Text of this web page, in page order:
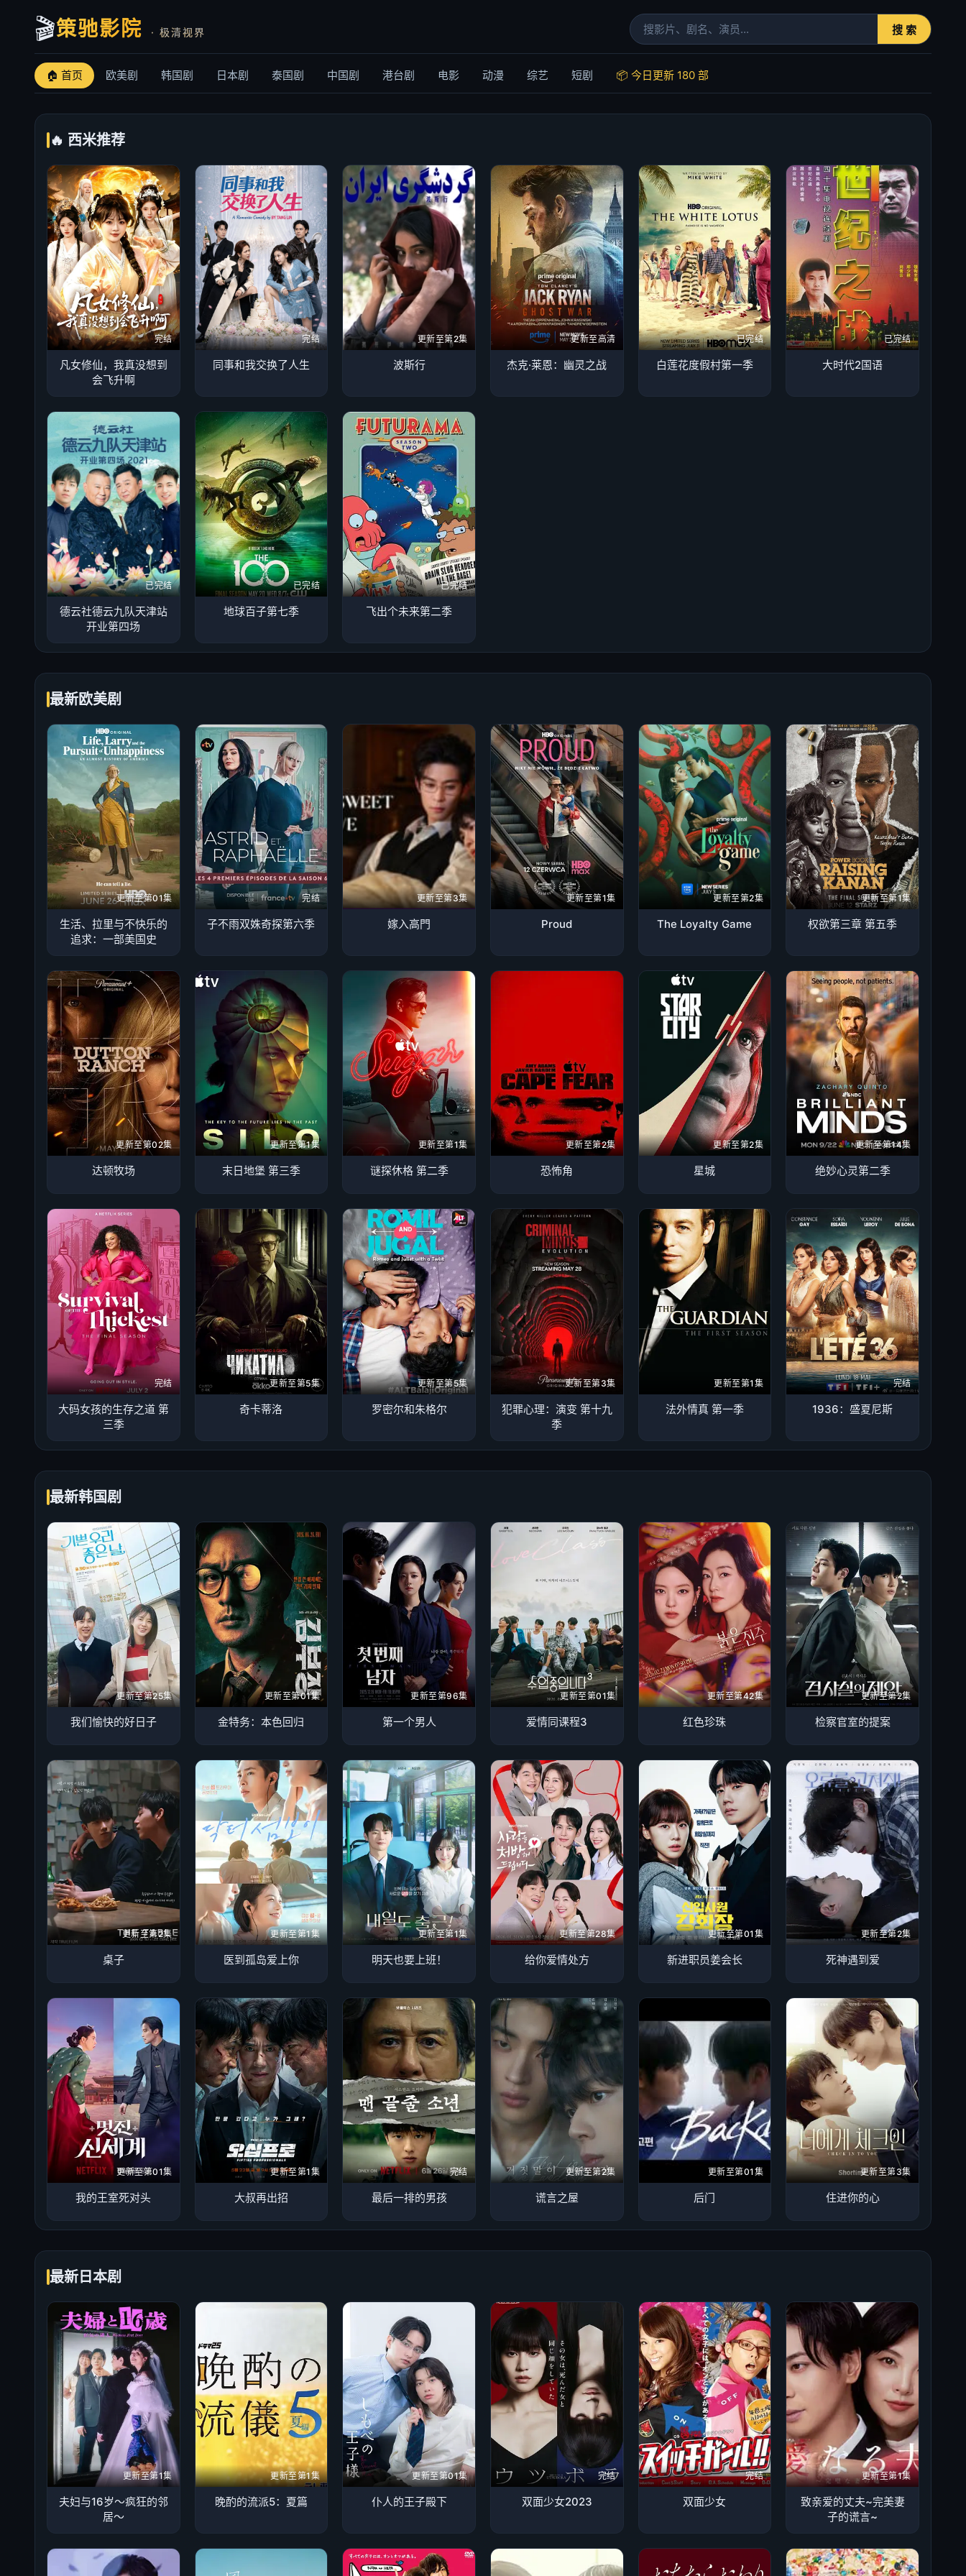
🎬策驰影院 · 极清视界 搜 索
🏠 首页 欧美剧 韩国剧 日本剧 泰国剧 中国剧 港台剧 电影 动漫 综艺 短剧 📦 今日更新 180 部
🔥 西米推荐
完结
凡女修仙，我真没想到
会飞升啊
完结
同事和我交换了人生
更新至第2集
波斯行
更新至高清
杰克·莱恩：幽灵之战
已完结
白莲花度假村第一季
已完结
大时代2国语
已完结
德云社德云九队天津站
开业第四场
已完结
地球百子第七季
已完结
飞出个未来第二季
最新欧美剧
更新至第01集
生活、拉里与不快乐的
追求：一部美国史
完结
子不雨双姝奇探第六季
更新至第3集
嫁入高門
更新至第1集
Proud
更新至第2集
The Loyalty Game
更新至第1集
权欲第三章 第五季
更新至第02集
达顿牧场
更新至第1集
末日地堡 第三季
更新至第1集
谜探休格 第二季
更新至第2集
恐怖角
更新至第2集
星城
更新至第14集
绝妙心灵第二季
完结
大码女孩的生存之道 第
三季
更新至第5集
奇卡蒂洛
更新至第5集
罗密尔和朱格尔
更新至第3集
犯罪心理：演变 第十九
季
更新至第1集
法外情真 第一季
完结
1936：盛夏尼斯
最新韩国剧
更新至第25集
我们愉快的好日子
更新至第01集
金特务：本色回归
更新至第96集
第一个男人
更新至第01集
爱情同课程3
更新至第42集
红色珍珠
更新至第2集
检察官室的提案
更新至第2集
桌子
更新至第1集
医到孤岛爱上你
更新至第1集
明天也要上班！
更新至第28集
给你爱情处方
更新至第01集
新进职员姜会长
更新至第2集
死神遇到爱
更新至第01集
我的王室死对头
更新至第1集
大叔再出招
完结
最后一排的男孩
更新至第2集
谎言之屋
更新至第01集
后门
更新至第3集
住进你的心
最新日本剧
更新至第1集
夫妇与16岁～疯狂的邻
居～
更新至第1集
晚酌的流派5：夏篇
更新至第01集
仆人的王子殿下
完结
双面少女2023
完结
双面少女
更新至第1集
致亲爱的丈夫~完美妻
子的谎言~